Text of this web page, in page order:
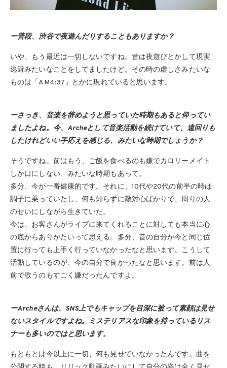
ー普段、渋谷で夜遊んだりすることもありますか？
いや、もう最近は一切しないですね。昔は夜遊びとかして現実
逃避みたいなことをしてましたけど。その時の虚しさみたいな
ものは「AM4:37」とかに現れていると思います。
ーさっき、音楽を辞めようと思っていた時期もあると仰ってい
ましたよね。今、Archeとして音楽活動を続けていて、遠回りも
したけれどいい手応えを感じる、みたいな時期でしょうか？
そうですね。前はもう、ご飯を食べるのも嫌でカロリーメイト
しか口にしない、みたいな時期もあって。
多分、今が一番健康的です。それに、10代や20代の前半の時は
調子に乗っていたし、何も知らずに敵対心ばかりで、周りの人
のせいにしながら生きていた。
今は、お客さんがライブに来てくれることに対しても本当に心
の底からありがたいって思える。多分、昔の自分が今と同じ位
置に行っても上手く行っていなかったなと思います。こうして
活動しているのが、今の自分で良かったなと思います。前は人
前で歌うのもすごく嫌だったんですよ。
ーArcheさんは、SNS上でもキャップを目深に被って素顔は見せ
ないスタイルですよね。ミステリアスな印象を持っているリス
ナーも多いのではと思います。
もともとは今以上に一切、何も見せていなかったんです。曲を